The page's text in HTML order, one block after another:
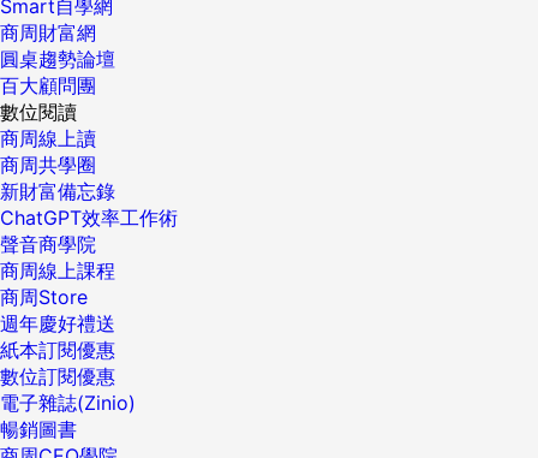
Smart自學網
商周財富網
圓桌趨勢論壇
百大顧問團
數位閱讀
商周線上讀
商周共學圈
新財富備忘錄
ChatGPT效率工作術
聲音商學院
商周線上課程
商周Store
週年慶好禮送
紙本訂閱優惠
數位訂閱優惠
電子雜誌(Zinio)
暢銷圖書